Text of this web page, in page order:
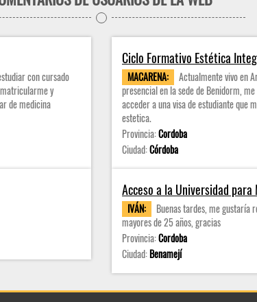
con cursado
y
de medicina
Ciclo Formativo Estética
MACARENA:
Actualmente vivo en
presencial en la sede de Benidorm,
acceder a una visa de estudiante que
estetica.
Provincia:Cordoba
Ciudad:Córdoba
Acceso a la Universidad
IVÁN:
Buenas tardes, me gustaría
mayores de 25 años, gracias
Provincia:Cordoba
Ciudad:Benamejí